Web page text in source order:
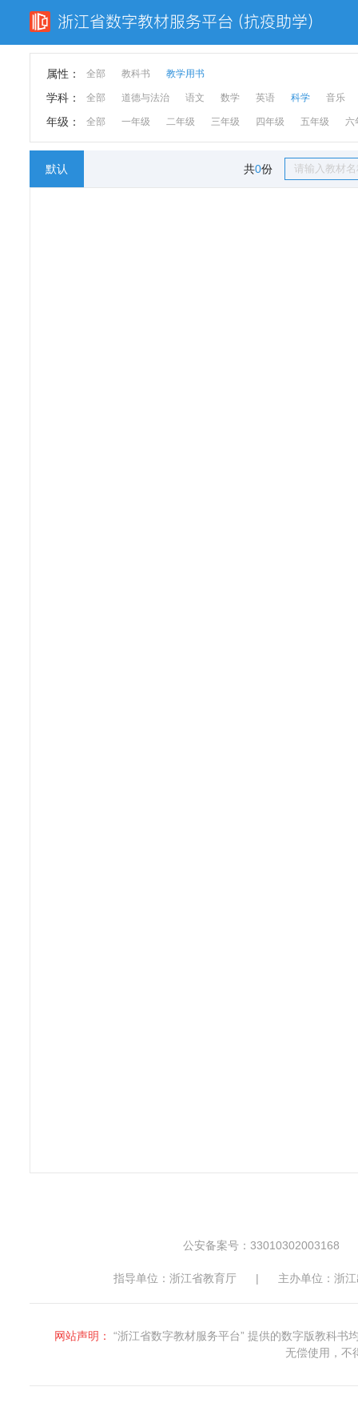
属性： 全部 教科书 教学用书
学科： 全部 道德与法治 语文 数学 英语 科学 音乐
年级： 全部 一年级 二年级 三年级 四年级 五年级 六
默认 共0份
公安备案号：33010302003168
指导单位：浙江省教育厅 | 主办单位：浙
网站声明：
“浙江省数字教材服务平台” 提供的数字版教科
无偿使用，不